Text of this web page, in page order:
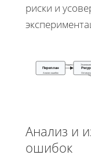
риски и
Переплан
Анализ ошибок
Коррект Экономия
Анализ и
ошибок